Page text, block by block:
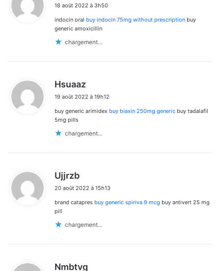
t
:
18 août 2022 à 3h50
indocin oral buy indocin 75mg without prescription buy
generic amoxicillin
chargement…
Hsuaaz
t
19 août 2022 à 19h12
buy generic arimidex buy biaxin 250mg generic buy tadalafil
5mg pills
chargement…
Ujjrzb
t
20 août 2022 à 15h13
brand catapres buy generic spiriva 9 mcg buy antivert 25 mg
pill
chargement…
Nmbtvg